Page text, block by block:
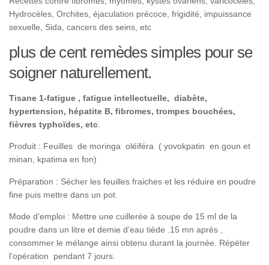
Hydrocèles, Orchites, éjaculation précoce, frigidité, impuissance
sexuelle, Sida, cancers des seins, etc
plus de cent remèdes simples pour se
soigner naturellement.
Tisane 1-fatigue , fatigue intellectuelle, diabète,
hypertension, hépatite B, fibromes, trompes bouchées,
fièvres typhoïdes, etc.
Produit : Feuilles de moringa oléiféra ( yovokpatin en goun et
minan, kpatima en fon)
Préparation : Sécher les feuilles fraiches et les réduire en poudre
fine puis mettre dans un pot.
Mode d’emploi : Mettre une cuillerée à soupe de 15 ml de la
poudre dans un litre et demie d’eau tiède .15 mn après ,
consommer le mélange ainsi obtenu durant la journée. Répéter
l’opération pendant 7 jours.